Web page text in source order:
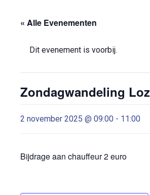
« Alle Evenementen
Dit evenement is voorbij.
Zondagwandeling
2 november 2025 @ 09:00 - 11:00
Bijdrage aan chauffeur 2 euro